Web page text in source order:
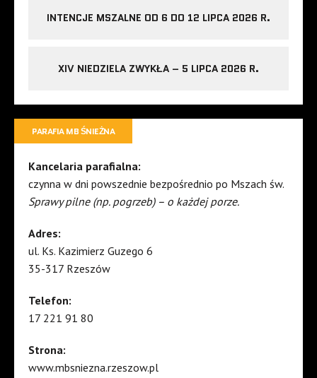
INTENCJE MSZALNE OD 6 DO 12 LIPCA 2026 R.
XIV NIEDZIELA ZWYKŁA – 5 LIPCA 2026 R.
PARAFIA MB ŚNIEŻNA
Kancelaria parafialna:
czynna w dni powszednie bezpośrednio po Mszach św.
Sprawy pilne (np. pogrzeb) – o każdej porze.
Adres:
ul. Ks. Kazimierz Guzego 6
35-317 Rzeszów
Telefon:
17 221 91 80
Strona:
www.mbsniezna.rzeszow.pl